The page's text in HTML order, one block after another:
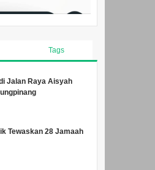
Tags
Jalan Raya Aisyah
Tewaskan 28 Jamaah